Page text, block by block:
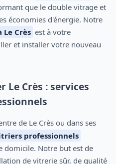
que le double vitrage et
économies d'énergie. Notre
Crès est à votre
et installer votre nouveau
Crès : services
professionnels
domicile. Notre but est de
de vitrerie sûr, de qualité